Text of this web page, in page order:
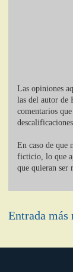
Las opiniones
las del autor de
comentarios
En caso de que
ficticio, lo que
que quieran ser
Entrada más